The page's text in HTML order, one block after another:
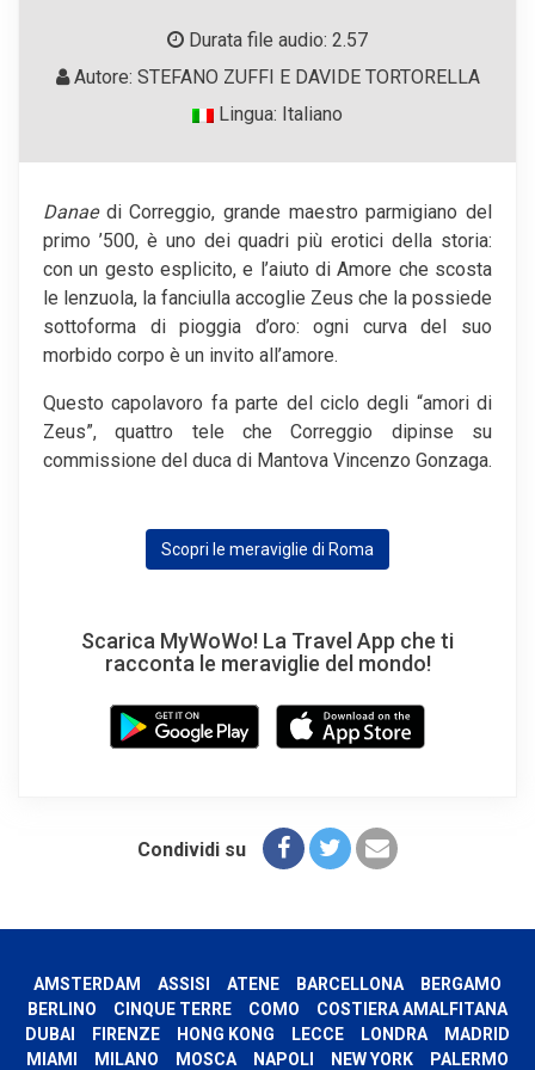
Durata file audio: 2.57
Autore: STEFANO ZUFFI E DAVIDE TORTORELLA
Lingua: Italiano
Danaedi Correggio, grande maestro parmigiano del
primo ’500, è uno dei quadri più erotici della storia:
con un gesto esplicito, e l’aiuto di Amore che scosta
le lenzuola, la fanciulla accoglie Zeus che la possiede
sottoforma di pioggia d’oro: ogni curva del suo
morbido corpo è un invito all’amore.
Questo capolavoro fa parte del ciclo degli “amori di
Zeus”, quattro tele che Correggio dipinse su
commissione del duca di Mantova Vincenzo Gonzaga.
Scopri le meraviglie di Roma
Scarica MyWoWo! La Travel App che ti
racconta le meraviglie del mondo!
Condividi su
AMSTERDAM ASSISI ATENE BARCELLONA
BERGAMO
BERLINO
CINQUE TERRE COMO
COSTIERA AMALFITANA
DUBAI
FIRENZE HONG KONG LECCE LONDRA
MADRID
MIAMI
MILANO MOSCA NAPOLI NEW YORK PALERMO